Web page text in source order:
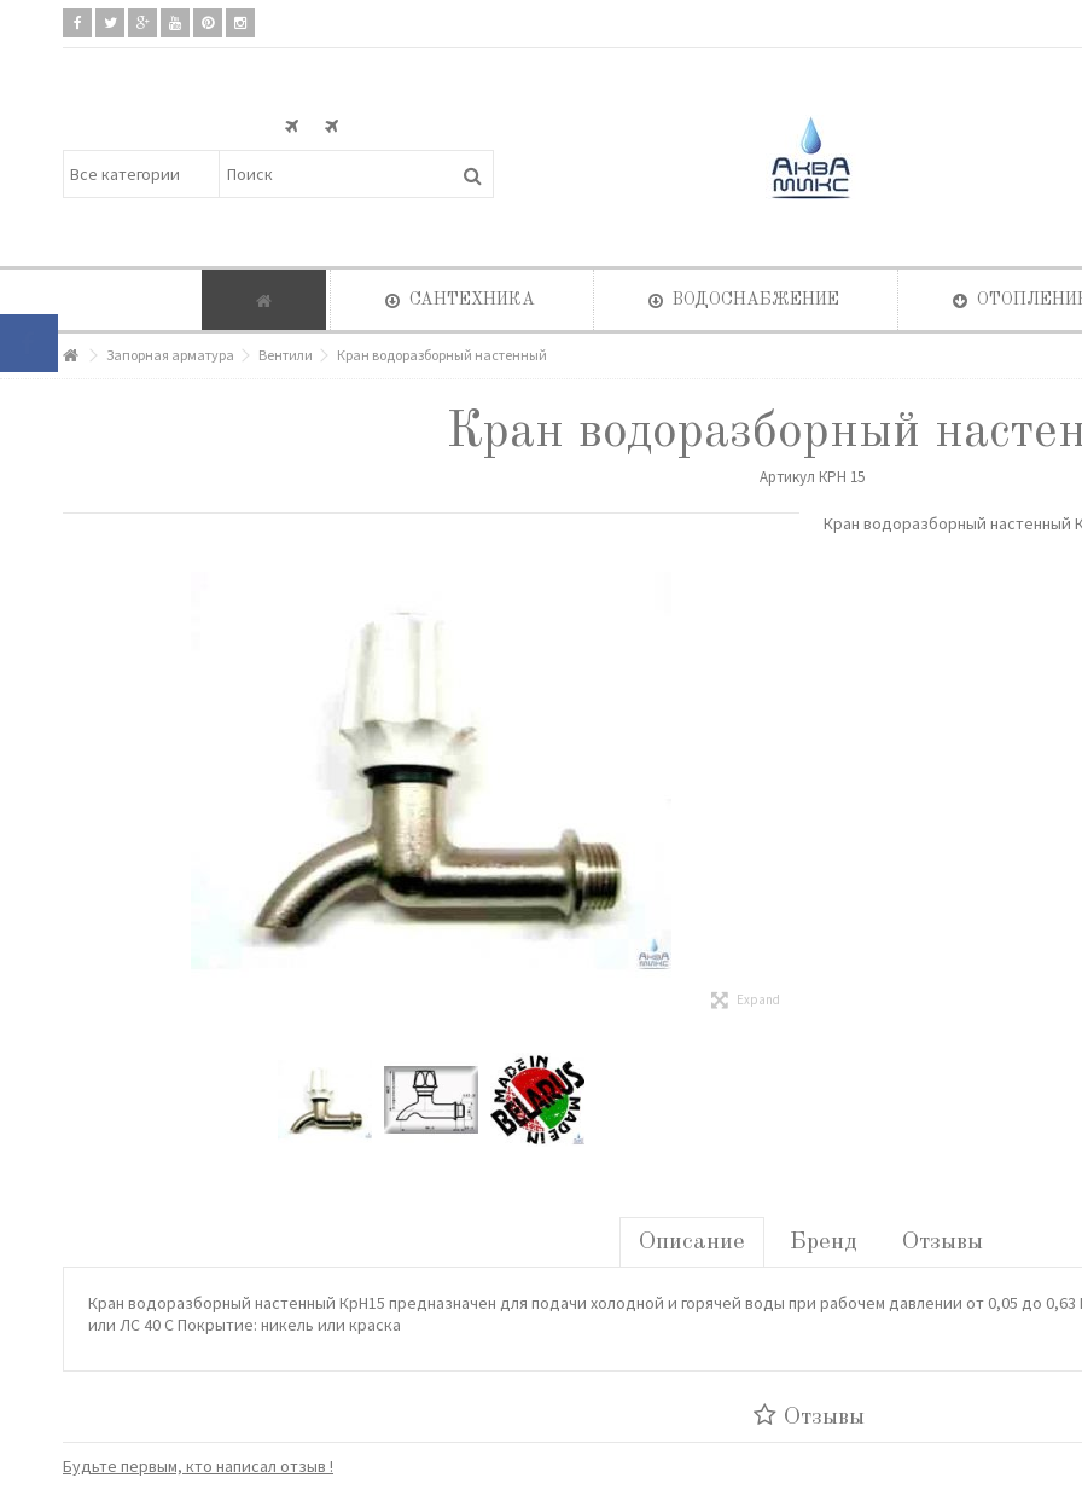
САНТЕХНИКА ВОДОСНАБЖЕНИЕ
Запорная арматура Вентили Кран водоразборный настенный
Кран водоразборный
Артикул КРН 15
Expand
Кран водоразборный настенный
Описание Бренд Отзывы
Кран водоразборный настенный КрН15 предназначен для подачи холодной и горячей воды при рабочем давлении от 0,05 до
или ЛС 40 С Покрытие: никель или краска
Отзывы
Будьте первым, кто написал отзыв !